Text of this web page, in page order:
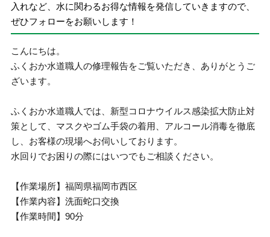
入れなど、水に関わるお得な情報を発信していきますので、
ぜひフォローをお願いします！
こんにちは。
ふくおか水道職人の修理報告をご覧いただき、ありがとうご
ざいます。
ふくおか水道職人では、新型コロナウイルス感染拡大防止対
策として、マスクやゴム手袋の着用、アルコール消毒を徹底
し、お客様の現場へお伺いしております。
水回りでお困りの際にはいつでもご相談ください。
【作業場所】福岡県福岡市西区
【作業内容】洗面蛇口交換
【作業時間】90分